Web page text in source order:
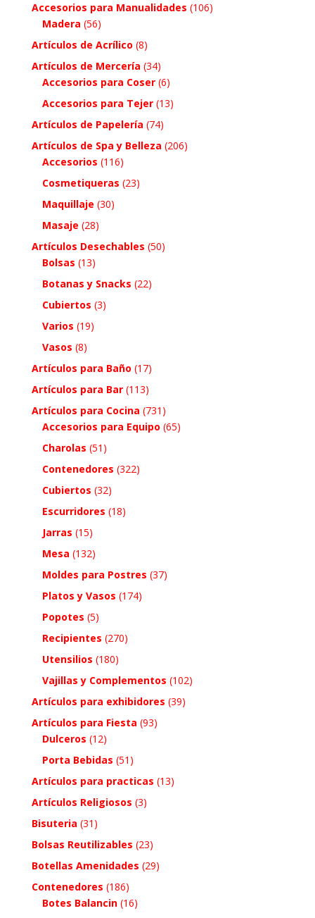
Accesorios para Manualidades (106)
Madera (56)
Artículos de Acrílico (8)
Artículos de Mercería (34)
Accesorios para Coser (6)
Accesorios para Tejer (13)
Artículos de Papelería (74)
Artículos de Spa y Belleza (206)
Accesorios (116)
Cosmetiqueras (23)
Maquillaje (30)
Masaje (28)
Artículos Desechables (50)
Bolsas (13)
Botanas y Snacks (22)
Cubiertos (3)
Varios (19)
Vasos (8)
Artículos para Baño (17)
Artículos para Bar (113)
Artículos para Cocina (731)
Accesorios para Equipo (65)
Charolas (51)
Contenedores (322)
Cubiertos (32)
Escurridores (18)
Jarras (15)
Mesa (132)
Moldes para Postres (37)
Platos y Vasos (174)
Popotes (5)
Recipientes (270)
Utensilios (180)
Vajillas y Complementos (102)
Artículos para exhibidores (39)
Artículos para Fiesta (93)
Dulceros (12)
Porta Bebidas (51)
Artículos para practicas (13)
Artículos Religiosos (3)
Bisuteria (31)
Bolsas Reutilizables (23)
Botellas Amenidades (29)
Contenedores (186)
Botes Balancin (16)